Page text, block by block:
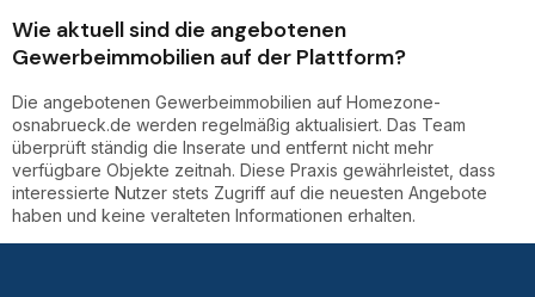
Wie aktuell sind die angebotenen
Gewerbeimmobilien auf der Plattform?
Die angebotenen Gewerbeimmobilien auf Homezone-
osnabrueck.de werden regelmäßig aktualisiert. Das Team
überprüft ständig die Inserate und entfernt nicht mehr
verfügbare Objekte zeitnah. Diese Praxis gewährleistet, dass
interessierte Nutzer stets Zugriff auf die neuesten Angebote
haben und keine veralteten Informationen erhalten.